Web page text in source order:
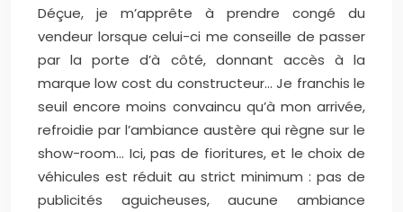
Déçue, je m’apprête à prendre congé du
vendeur lorsque celui-ci me conseille de passer
par la porte d’à côté, donnant accès à la
marque low cost du constructeur… Je franchis le
seuil encore moins convaincu qu’à mon arrivée,
refroidie par l’ambiance austère qui règne sur le
show-room… Ici, pas de fioritures, et le choix de
véhicules est réduit au strict minimum : pas de
publicités aguicheuses, aucune ambiance